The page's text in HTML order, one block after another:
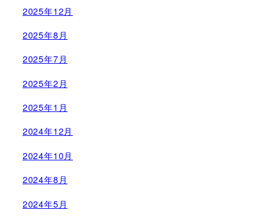
2025年12月
2025年8月
2025年7月
2025年2月
2025年1月
2024年12月
2024年10月
2024年8月
2024年5月